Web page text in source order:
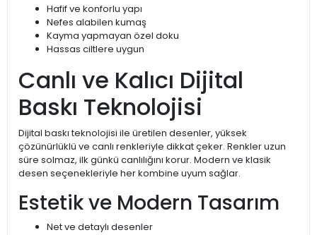
Hafif ve konforlu yapı
Nefes alabilen kumaş
Kayma yapmayan özel doku
Hassas ciltlere uygun
Canlı ve Kalıcı Dijital
Baskı Teknolojisi
Dijital baskı teknolojisi ile üretilen desenler, yüksek
çözünürlüklü ve canlı renkleriyle dikkat çeker. Renkler uzun
süre solmaz, ilk günkü canlılığını korur. Modern ve klasik
desen seçenekleriyle her kombine uyum sağlar.
Estetik ve Modern Tasarım
Net ve detaylı desenler